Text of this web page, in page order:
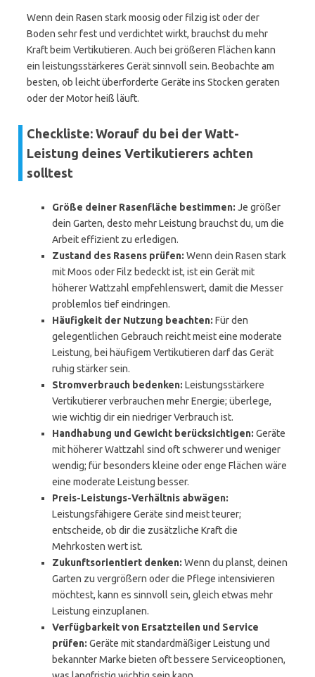
Wenn dein Rasen stark moosig oder filzig ist oder der
Boden sehr fest und verdichtet wirkt, brauchst du mehr
Kraft beim Vertikutieren. Auch bei größeren Flächen kann
ein leistungsstärkeres Gerät sinnvoll sein. Beobachte am
besten, ob leicht überforderte Geräte ins Stocken geraten
oder der Motor heiß läuft.
Checkliste: Worauf du bei der Watt-
Leistung deines Vertikutierers achten
solltest
Größe deiner Rasenfläche bestimmen: Je größer
dein Garten, desto mehr Leistung brauchst du, um die
Arbeit effizient zu erledigen.
Zustand des Rasens prüfen: Wenn dein Rasen stark
mit Moos oder Filz bedeckt ist, ist ein Gerät mit
höherer Wattzahl empfehlenswert, damit die Messer
problemlos tief eindringen.
Häufigkeit der Nutzung beachten: Für den
gelegentlichen Gebrauch reicht meist eine moderate
Leistung, bei häufigem Vertikutieren darf das Gerät
ruhig stärker sein.
Stromverbrauch bedenken: Leistungsstärkere
Vertikutierer verbrauchen mehr Energie; überlege,
wie wichtig dir ein niedriger Verbrauch ist.
Handhabung und Gewicht berücksichtigen: Geräte
mit höherer Wattzahl sind oft schwerer und weniger
wendig; für besonders kleine oder enge Flächen wäre
eine moderate Leistung besser.
Preis-Leistungs-Verhältnis abwägen:
Leistungsfähigere Geräte sind meist teurer;
entscheide, ob dir die zusätzliche Kraft die
Mehrkosten wert ist.
Zukunftsorientiert denken: Wenn du planst, deinen
Garten zu vergrößern oder die Pflege intensivieren
möchtest, kann es sinnvoll sein, gleich etwas mehr
Leistung einzuplanen.
Verfügbarkeit von Ersatzteilen und Service
prüfen: Geräte mit standardmäßiger Leistung und
bekannter Marke bieten oft bessere Serviceoptionen,